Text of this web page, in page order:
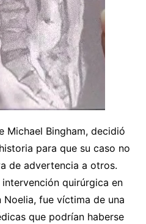
Michael Bingham, decidió
para que su caso no
de advertencia a otros.
quirúrgica en
fue víctima de una
que podrían haberse